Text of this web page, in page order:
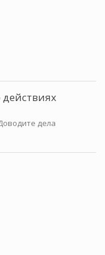
дела